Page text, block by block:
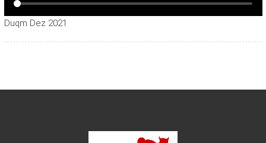
Duqm Dez 2021